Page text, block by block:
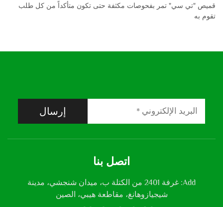
قميص "تي سي" تمر بفحوصات مكثفة حتى تكون متأكداً من كل طلب
تقوم به
إرسال
اتصل بنا
Add: غرفة 2401 من الكتلة ب، ميدان شنجشي، مدينة
شيجيازوهانغ، مقاطعة هيبي، الصين